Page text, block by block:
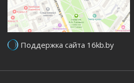
Поддержка сайта 16kb.by